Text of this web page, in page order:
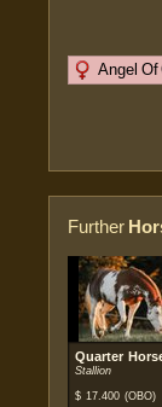
Angel Of
Further
Quarter
Stallion
$ 17.400 (OBO)